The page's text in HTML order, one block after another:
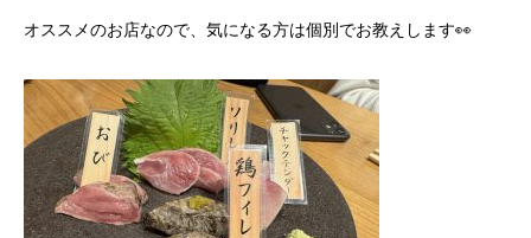
オススメのお店なので、気になる方は個別でお教えします👀